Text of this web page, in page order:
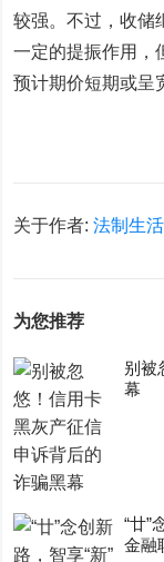
较强。不过，收储
一定的提振作用，
预计期价短期或呈
关于作者:法制生活
为您推荐
别被
幕
“廿”
金融